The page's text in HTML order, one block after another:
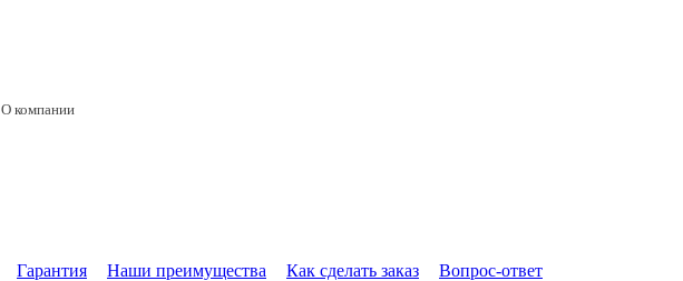
О компании
Гарантия Наши преимущества Как сделать заказ Вопрос-ответ